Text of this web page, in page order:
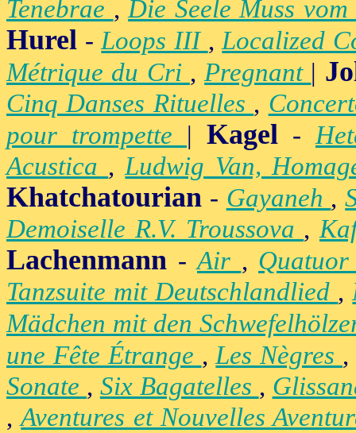
Tenebrae ,Die Seele Muss
Hurel -Loops III ,Localized
Métrique du Cri ,Pregnant |
Cinq Danses Rituelles ,
pour trompette | Kagel -
Acustica ,Ludwig Van,
Khatchatourian - Gayaneh ,
Demoiselle R.V. Troussova ,
Lachenmann -Air ,
Tanzsuite mit Deutschlandlied ,
Mädchen mit den
une Fête Étrange ,Les Nègres ,
Sonate , Six Bagatelles ,
,Aventures et Nouvelles